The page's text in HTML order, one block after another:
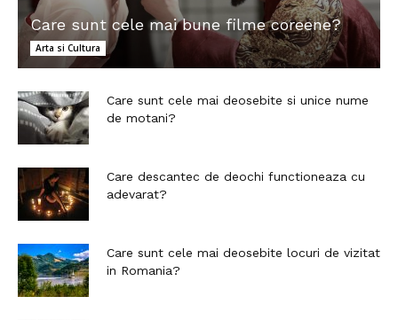
Care sunt cele mai bune filme coreene?
Arta si Cultura
Care sunt cele mai deosebite si unice nume
de motani?
Care descantec de deochi functioneaza cu
adevarat?
Care sunt cele mai deosebite locuri de vizitat
in Romania?